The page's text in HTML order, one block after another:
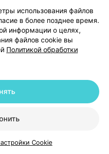
Профиль
прекращения
последний
исключить
беременности.
и отпуске
у женщин
дням, а для
рецепта и
использования файлов
в более позднее время.
информации о целях,
файлов cookie вы
Политикой обработки
Cookie